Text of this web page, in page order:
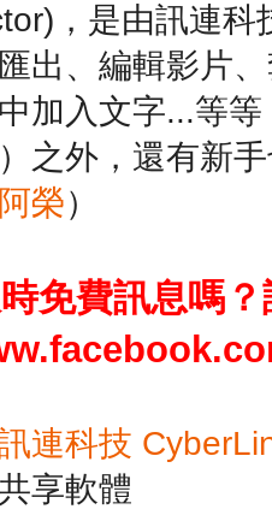
，是由訊連
出、編輯影片
加入文字...等
之外，還有新
阿榮）
免費訊息嗎
連科技
享軟體